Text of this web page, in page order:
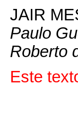
JAIR
Paulo
Roberto
Este